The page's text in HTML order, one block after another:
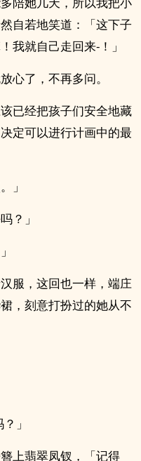
自若地笑道：「这下子
我就自己走回来-！」
心了，不再多问。
已经把孩子们安全地藏
定可以进行计画中的最
」
？」
服，这回也一样，端庄
，刻意打扮过的她从不
」
上翡翠凤钗，「记得